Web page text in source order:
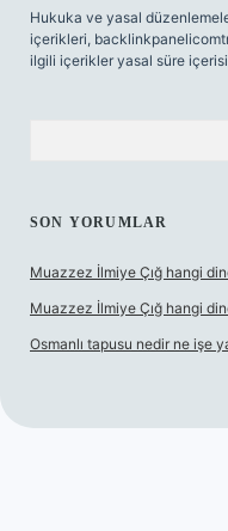
Hukuka ve yasal
içerikleri,
ilgili içerikler yasal süre
SON YORUMLAR
Muazzez İlmiye Çığ hangi
Muazzez İlmiye Çığ hangi
Osmanlı tapusu nedir ne işe